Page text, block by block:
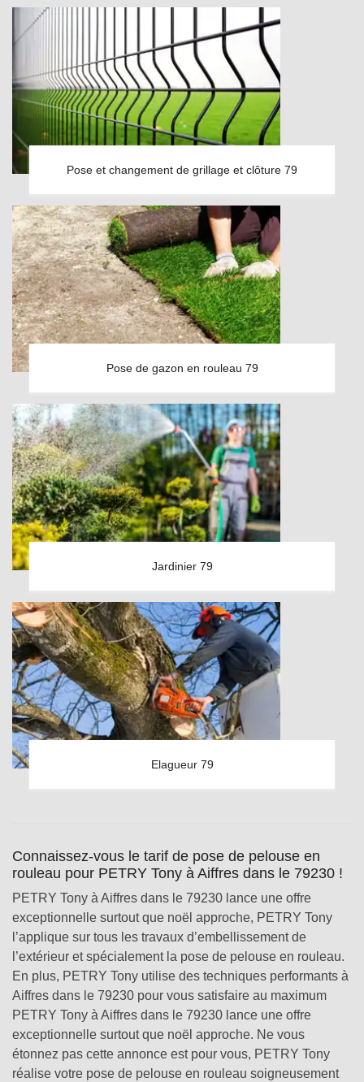
Pose et changement de grillage et clôture 79
Pose de gazon en rouleau 79
Jardinier 79
Elagueur 79
Connaissez-vous le tarif de pose de pelouse en
rouleau pour PETRY Tony à Aiffres dans le 79230 !
PETRY Tony à Aiffres dans le 79230 lance une offre
exceptionnelle surtout que noël approche, PETRY Tony
l’applique sur tous les travaux d’embellissement de
l’extérieur et spécialement la pose de pelouse en rouleau.
En plus, PETRY Tony utilise des techniques performants à
Aiffres dans le 79230 pour vous satisfaire au maximum
PETRY Tony à Aiffres dans le 79230 lance une offre
exceptionnelle surtout que noël approche. Ne vous
étonnez pas cette annonce est pour vous, PETRY Tony
réalise votre pose de pelouse en rouleau soigneusement